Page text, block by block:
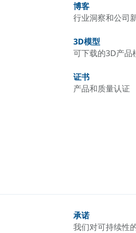
博客
行业洞察和公司
3D模型
可下载的3D产品
证书
产品和质量认证
承诺
我们对可持续性